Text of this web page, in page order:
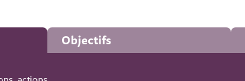
Objectifs